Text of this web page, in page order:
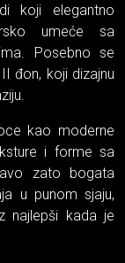
koji elegantno
umeće sa
Posebno se
đon, koji dizajnu
kao moderne
i forme sa
zato bogata
u punom sjaju,
najlepši kada je